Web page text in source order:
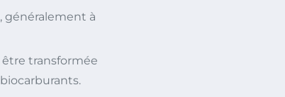
généralement à
transformée